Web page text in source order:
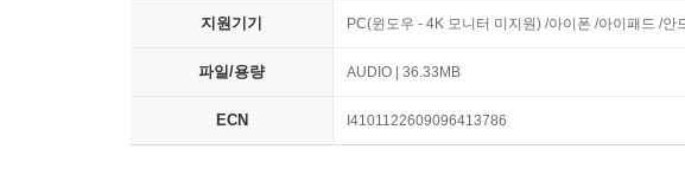
지원기기 PC(윈도우 - 4K 모니터 미지원) /아이폰 /아이패드 /안
파일/용량 AUDIO | 36.33MB
ECN I4101122609096413786